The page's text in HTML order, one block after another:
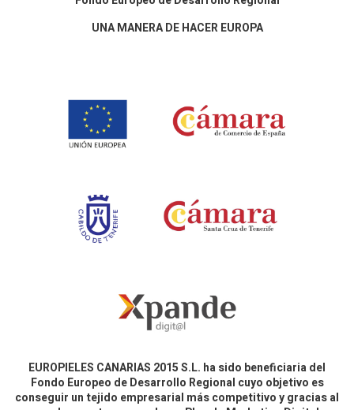
UNA MANERA DE HACER EUROPA
EUROPIELES CANARIAS 2015 S.L. ha sido beneficiaria del
Fondo Europeo de Desarrollo Regional cuyo objetivo es
conseguir un tejido empresarial más competitivo y gracias al